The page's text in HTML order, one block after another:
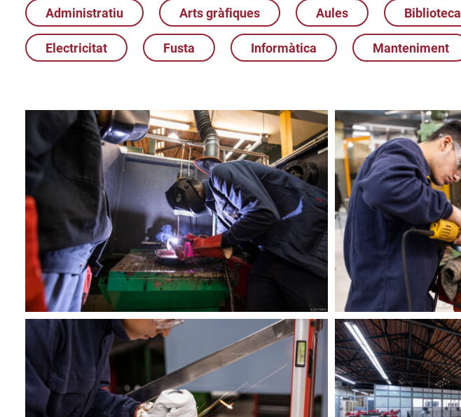
Administratiu Arts gràfiques Aules Biblioteca
Electricitat Fusta Informàtica Manteniment